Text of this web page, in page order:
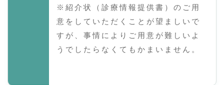
※紹介状（診療情報提供書）のご用
意をしていただくことが望ましいで
すが、事情によりご用意が難しいよ
うでしたらなくてもかまいません。